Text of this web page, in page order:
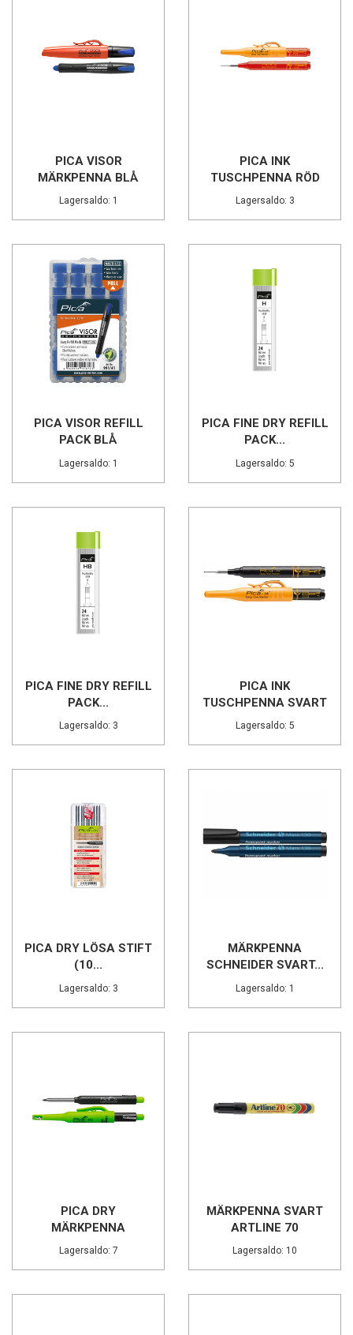
PICA VISOR
MÄRKPENNA BLÅ
Lagersaldo: 1
PICA INK
TUSCHPENNA RÖD
Lagersaldo: 3
PICA VISOR REFILL
PACK BLÅ
Lagersaldo: 1
PICA FINE DRY REFILL
PACK...
Lagersaldo: 5
PICA FINE DRY REFILL
PACK...
Lagersaldo: 3
PICA INK
TUSCHPENNA SVART
Lagersaldo: 5
PICA DRY LÖSA STIFT
(10...
Lagersaldo: 3
MÄRKPENNA
SCHNEIDER SVART...
Lagersaldo: 1
PICA DRY
MÄRKPENNA
BLYERTS...
Lagersaldo: 7
MÄRKPENNA SVART
ARTLINE 70
Lagersaldo: 10